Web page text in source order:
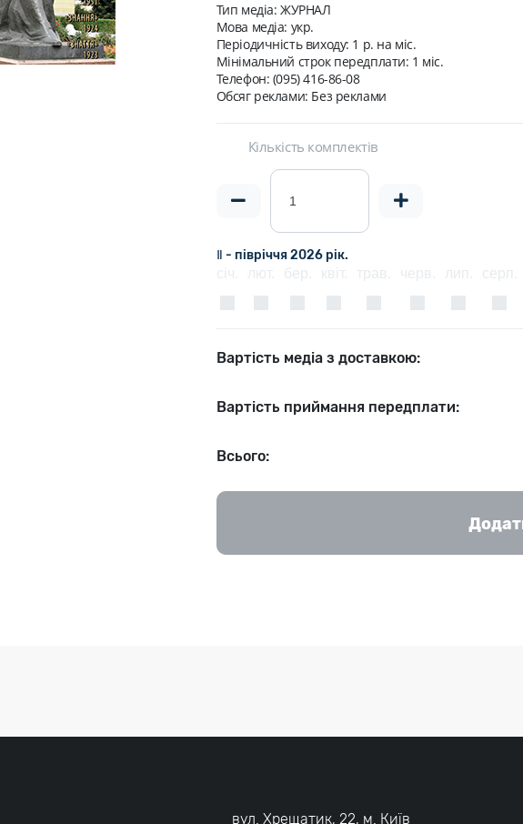
Тип медіа: ЖУРНАЛ
Мова медіа: укр.
Періодичність виходу: 1 р. на мic.
Мінімальний строк передплати: 1 міс.
Телефон: (095) 416-86-08
Обсяг реклами: Без реклами
Кількість комплектів
Ⅱ - півріччя 2026 рік.
Вартість медіа з доставкою:
Вартість приймання передплати:
Всього:
вул. Хрещатик, 22, м. Київ